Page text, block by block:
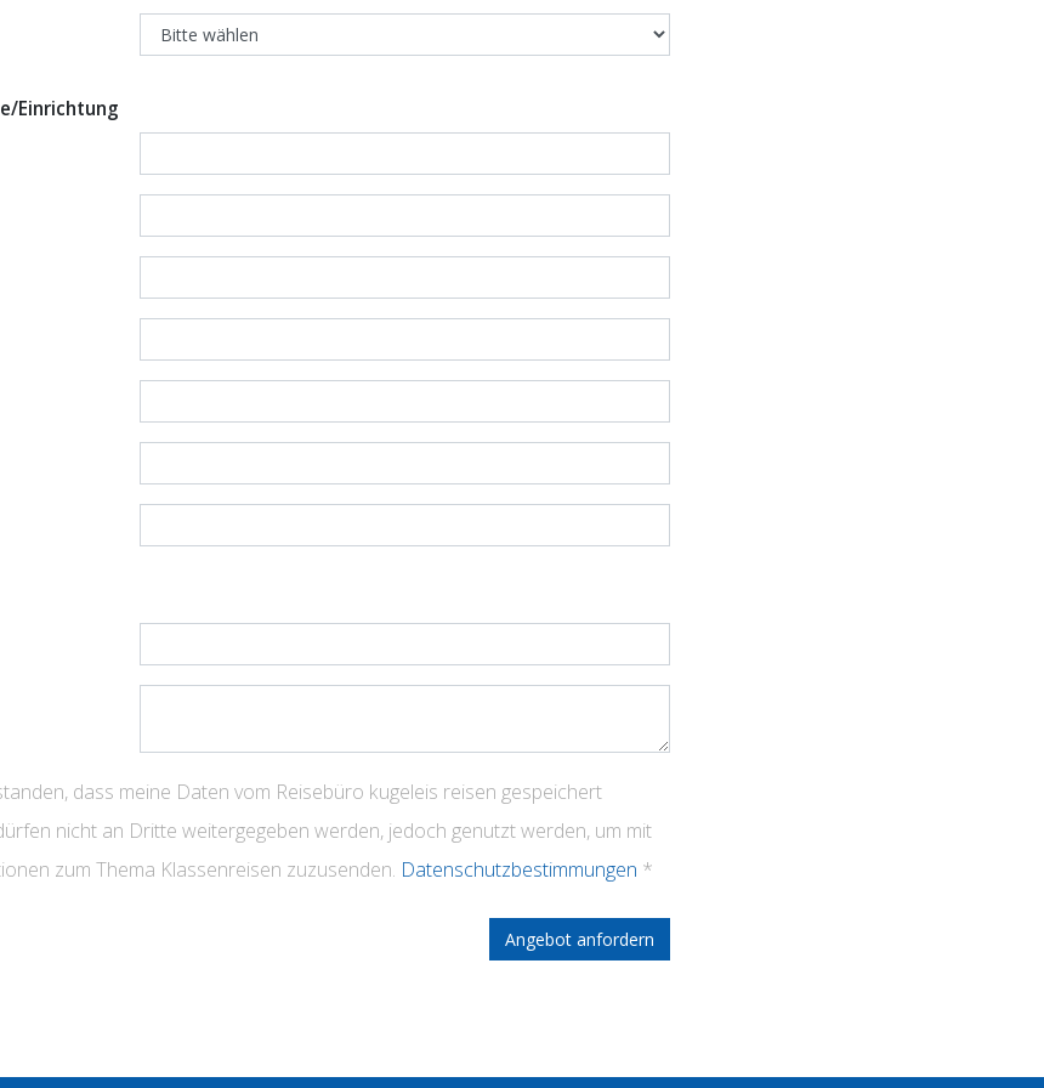
Einrichtung
dass meine Daten vom Reisebüro kugeleis reisen gespeichert
nicht an Dritte weitergegeben werden, jedoch genutzt werden, um mit
zum Thema Klassenreisen zuzusenden. Datenschutzbestimmungen
Angebot anfordern